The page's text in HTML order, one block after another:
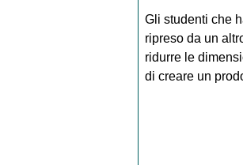
Gli studenti che
ripreso da un
ridurre le
di creare un